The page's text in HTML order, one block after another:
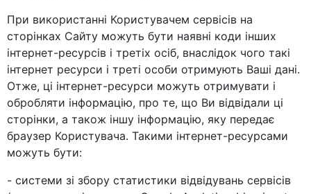
При використанні Користувачем сервісів на
сторінках Сайту можуть бути наявні коди інших
інтернет-ресурсів і третіх осіб, внаслідок чого такі
інтернет ресурси і треті особи отримують Ваші дані.
Отже, ці інтернет-ресурси можуть отримувати і
обробляти інформацію, про те, що Ви відвідали ці
сторінки, а також іншу інформацію, яку передає
браузер Користувача. Такими інтернет-ресурсами
можуть бути:
- системи зі збору статистики відвідувань сервісів